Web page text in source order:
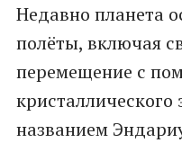
Недавно планета
полёты, включая
перемещение с
кристаллического
названием